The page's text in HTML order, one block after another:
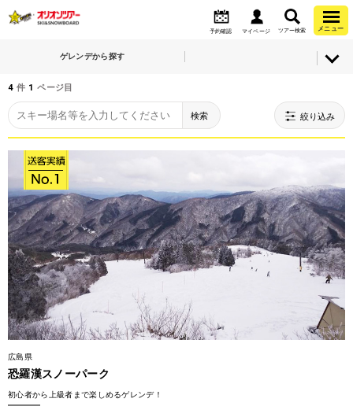
予約確認 マイページ ツアー検索 メニュー
ゲレンデから探す
4 件 1 ページ目
検索 絞り込み
広島県
恐羅漢スノーパーク
初心者から上級者まで楽しめるゲレンデ！